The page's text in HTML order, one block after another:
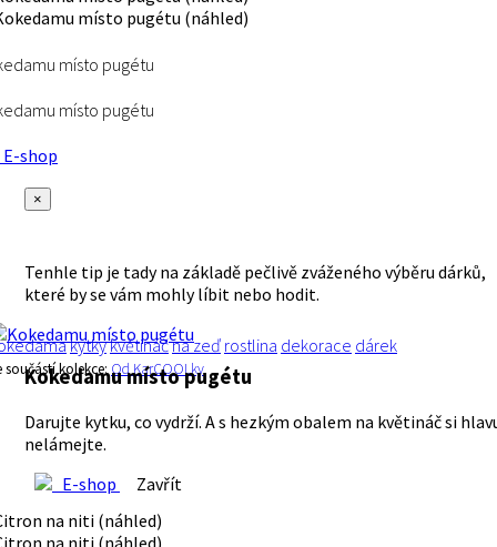
místo pugétu
místo pugétu
shop
×
Tenhle tip je tady na základě pečlivě zváženého výběru dárků,
které by se vám mohly líbit nebo hodit.
kytkykvětináčna zeď rostlina dekorace dárek
součástí kolekce:Od KarCOOLky
Kokedamu místo pugétu
Darujte kytku, co vydrží. A s hezkým obalem na květináč si
nelámejte.
E-shop
Zavřít